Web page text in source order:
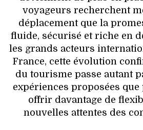
voyageurs recherchent
déplacement que la
fluide, sécurisé et riche en
les grands acteurs
France, cette évolution
du tourisme passe autant
expériences proposées que
offrir davantage de
nouvelles attentes des